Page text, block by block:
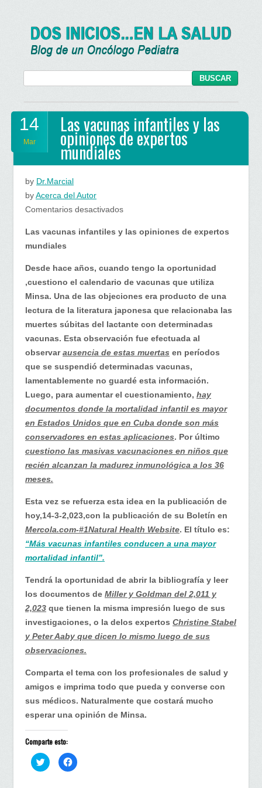
14
Mar
Las vacunas infantiles y las
opiniones de expertos
mundiales
by Dr.Marcial
byAcerca del Autor
Comentarios desactivadosen
vacunas
y
las
opiniones
de
expertos
mundiales
Las vacunas infantiles y las opiniones de expertos
mundiales
Desde hace años, cuando tengo la oportunidad
,cuestiono el calendario de vacunas que utiliza
Minsa. Una de las objeciones era producto de una
lectura de la literatura japonesa que relacionaba las
muertes súbitas del lactante con determinadas
vacunas. Esta observación fue efectuada al
observarausencia de estas muertas en períodos
que se suspendió determinadas vacunas,
lamentablemente no guardé esta información.
Luego, para aumentar el cuestionamiento, hay
documentos donde la mortalidad infantil es mayor
en Estados Unidos que en Cuba donde son más
conservadores en estas aplicaciones. Por último
cuestiono las masivas vacunaciones en niños que
recién alcanzan la madurez inmunológica a los 36
meses.
Esta vez se refuerza esta idea en la publicación de
hoy,14-3-2,023,con la publicación de su Boletín en
Mercola.com-#1Natural Health Website. El título es:
“Más vacunas infantiles conducen a una mayor
mortalidad infantil”.
Tendrá la oportunidad de abrir la bibliografía y leer
los documentos de Miller y Goldman del 2,011 y
2,023 que tienen la misma impresión luego de sus
investigaciones, o la delos expertos Christine Stabel
y Peter Aaby que dicen lo mismo luego de sus
observaciones.
Comparta el tema con los profesionales de salud y
amigos e imprima todo que pueda y converse con
sus médicos. Naturalmente que costará mucho
esperar una opinión de Minsa.
Comparte esto:
H
a
H
a